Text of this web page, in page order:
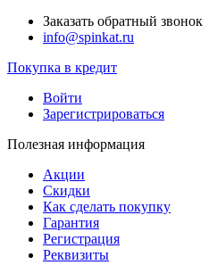
Заказать обратный звонок
info@spinkat.ru
Покупка в кредит
Войти
Зарегистрироваться
Полезная информация
Акции
Скидки
Как сделать покупку
Гарантия
Регистрация
Реквизиты